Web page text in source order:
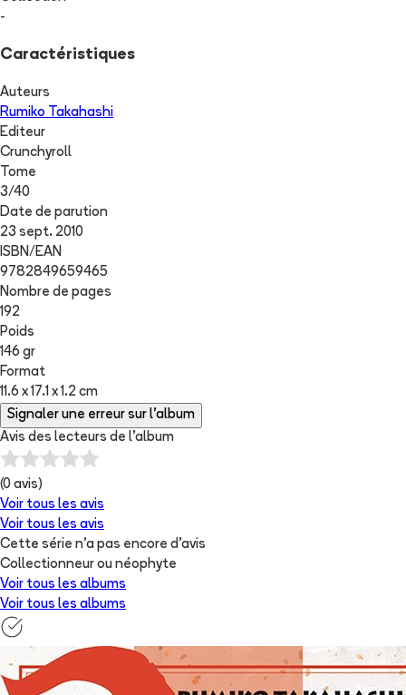
-
Caractéristiques
Auteurs
Rumiko Takahashi
Editeur
Crunchyroll
Tome
3/40
Date de parution
23 sept. 2010
ISBN/EAN
9782849659465
Nombre de pages
192
Poids
146 gr
Format
11.6 x 17.1 x 1.2 cm
Signaler une erreur sur l'album
Avis des lecteurs de l'album
(0 avis)
Voir tous les avis
Voir tous les avis
Cette série n'a pas encore d'avis
Collectionneur ou néophyte
Voir tous les albums
Voir tous les albums